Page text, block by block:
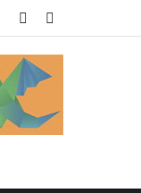
ВойтиСлучайная